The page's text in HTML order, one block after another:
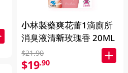
小林製藥爽花蕾1滴廁所
消臭液清新玫瑰香 20ML
$21.90
$19.90